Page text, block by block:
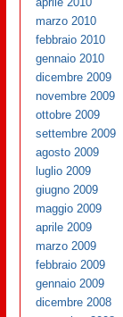
marzo 2010
febbraio 2010
gennaio 2010
dicembre 2009
novembre 2009
ottobre 2009
settembre 2009
agosto 2009
luglio 2009
giugno 2009
maggio 2009
aprile 2009
marzo 2009
febbraio 2009
gennaio 2009
dicembre 2008